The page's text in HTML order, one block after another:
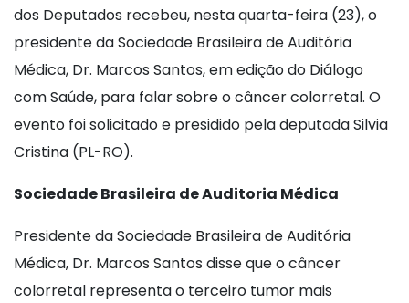
dos Deputados recebeu, nesta quarta-feira (23), o
presidente da Sociedade Brasileira de Auditória
Médica, Dr. Marcos Santos, em edição do Diálogo
com Saúde, para falar sobre o câncer colorretal. O
evento foi solicitado e presidido pela deputada Silvia
Cristina (PL-RO).
Sociedade Brasileira de Auditoria Médica
Presidente da Sociedade Brasileira de Auditória
Médica, Dr. Marcos Santos disse que o câncer
colorretal representa o terceiro tumor mais